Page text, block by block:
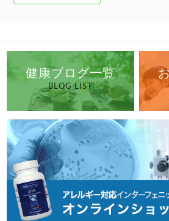
健康ブログ一覧
BLOG LIST